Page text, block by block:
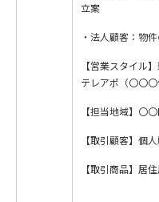
立案
・法人顧客：物
【営業スタイ
テレアポ（〇〇
【担当地域】〇
【取引顧客】個
【取引商品】居住